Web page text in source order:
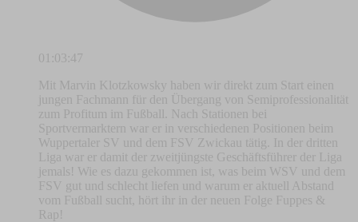
01:03:47
Mit Marvin Klotzkowsky haben wir direkt zum Start einen
jungen Fachmann für den Übergang von Semiprofessionalität
zum Profitum im Fußball. Nach Stationen bei
Sportvermarktern war er in verschiedenen Positionen beim
Wuppertaler SV und dem FSV Zwickau tätig. In der dritten
Liga war er damit der zweitjüngste Geschäftsführer der Liga
jemals! Wie es dazu gekommen ist, was beim WSV und dem
FSV gut und schlecht liefen und warum er aktuell Abstand
vom Fußball sucht, hört ihr in der neuen Folge Fuppes &
Rap!